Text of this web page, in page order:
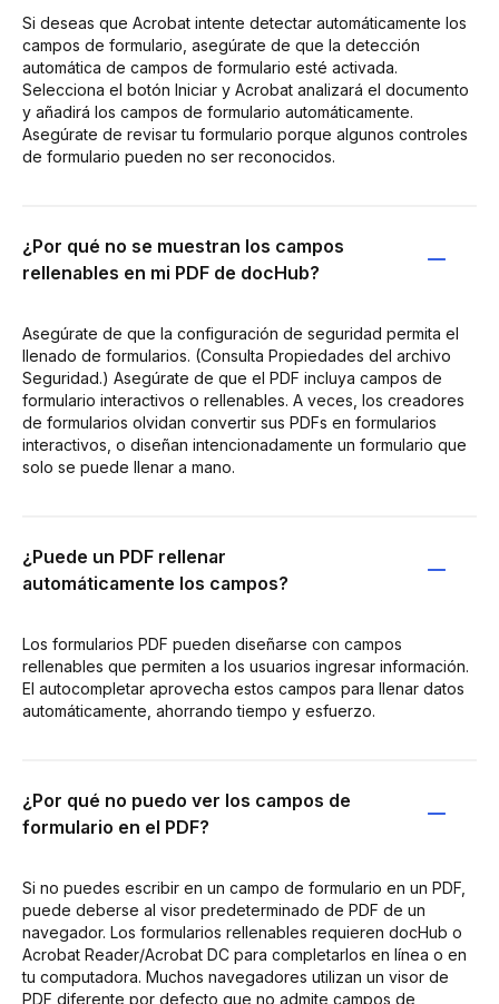
Si deseas que Acrobat intente detectar automáticamente los
campos de formulario, asegúrate de que la detección
automática de campos de formulario esté activada.
Selecciona el botón Iniciar y Acrobat analizará el documento
y añadirá los campos de formulario automáticamente.
Asegúrate de revisar tu formulario porque algunos controles
de formulario pueden no ser reconocidos.
¿Por qué no se muestran los campos
rellenables en mi PDF de docHub?
Asegúrate de que la configuración de seguridad permita el
llenado de formularios. (Consulta Propiedades del archivo
Seguridad.) Asegúrate de que el PDF incluya campos de
formulario interactivos o rellenables. A veces, los creadores
de formularios olvidan convertir sus PDFs en formularios
interactivos, o diseñan intencionadamente un formulario que
solo se puede llenar a mano.
¿Puede un PDF rellenar
automáticamente los campos?
Los formularios PDF pueden diseñarse con campos
rellenables que permiten a los usuarios ingresar información.
El autocompletar aprovecha estos campos para llenar datos
automáticamente, ahorrando tiempo y esfuerzo.
¿Por qué no puedo ver los campos de
formulario en el PDF?
Si no puedes escribir en un campo de formulario en un PDF,
puede deberse al visor predeterminado de PDF de un
navegador. Los formularios rellenables requieren docHub o
Acrobat Reader/Acrobat DC para completarlos en línea o en
tu computadora. Muchos navegadores utilizan un visor de
PDF diferente por defecto que no admite campos de